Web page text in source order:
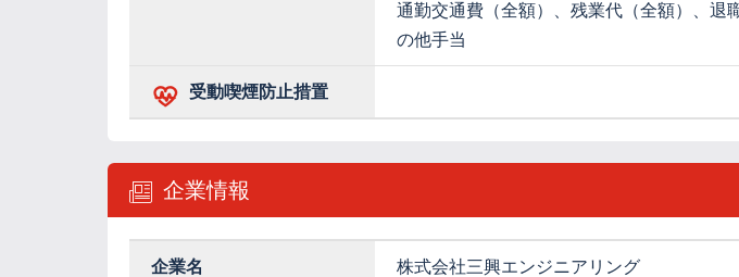
通勤交通費（全額）、残業代（全額）、退
の他手当
受動喫煙防止措置
企業情報
企業名 株式会社三興エンジニアリング